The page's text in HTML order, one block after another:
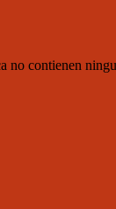
no contienen